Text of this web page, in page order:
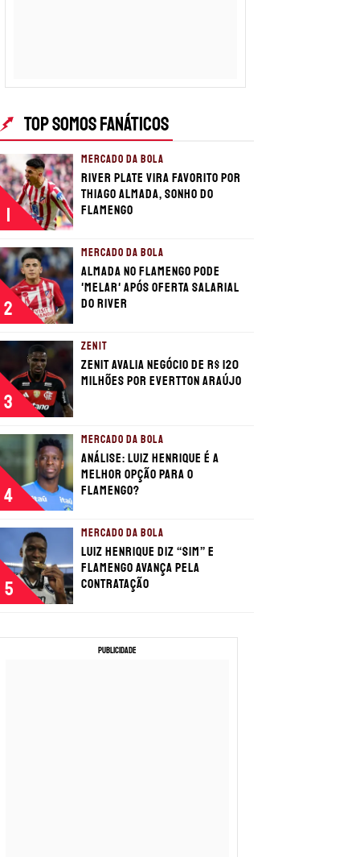
TOP SOMOS FANÁTICOS
1
MERCADO DA BOLA
River Plate vira favorito por
Thiago Almada, sonho do
Flamengo
2
MERCADO DA BOLA
Almada no Flamengo pode
'melar' após oferta salarial
do River
3
ZENIT
Zenit avalia negócio de R$ 120
milhões por Evertton Araújo
4
MERCADO DA BOLA
Análise: Luiz Henrique é a
melhor opção para o
Flamengo?
5
MERCADO DA BOLA
Luiz Henrique diz “sim” e
Flamengo avança pela
contratação